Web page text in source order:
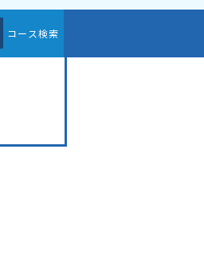
コース検索